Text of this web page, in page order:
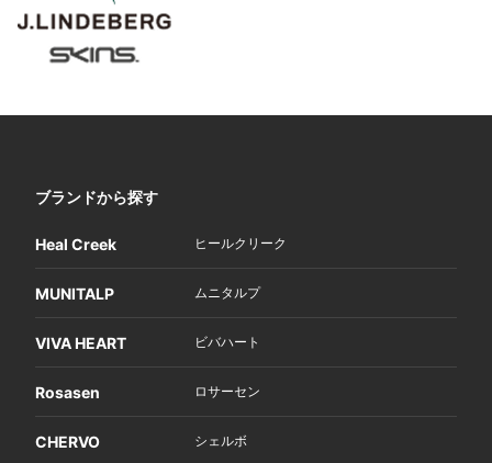
ブランドから探す
Heal Creek ヒールクリーク
MUNITALP ムニタルプ
VIVA HEART ビバハート
Rosasen ロサーセン
CHERVO シェルボ